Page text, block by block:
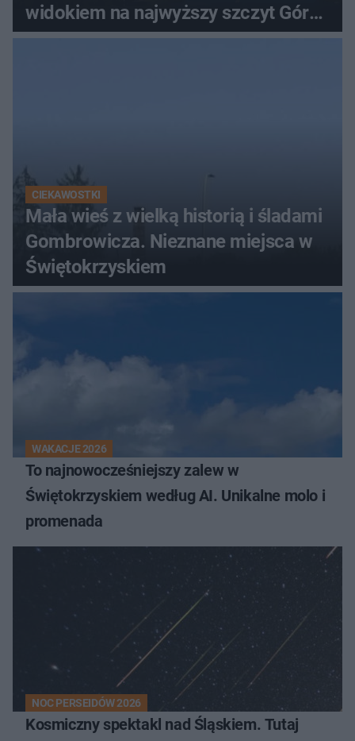
widokiem na najwyższy szczyt Gór
Świętokrzyskich
CIEKAWOSTKI
Mała wieś z wielką historią i śladami
Gombrowicza. Nieznane miejsca w
Świętokrzyskiem
WAKACJE 2026
To najnowocześniejszy zalew w
Świętokrzyskiem według AI. Unikalne molo i
promenada
NOC PERSEIDÓW 2026
Kosmiczny spektakl nad Śląskiem. Tutaj